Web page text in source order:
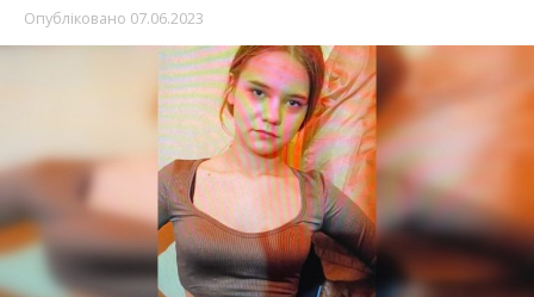
Опубліковано 07.06.2023